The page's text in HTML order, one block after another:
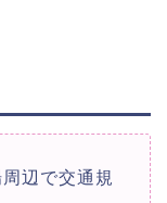
辺で交通規